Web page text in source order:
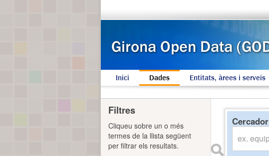
Inici Dades Entitats, àrees i serveis
Cercador
Filtres
Cliqueu sobre un o més
termes de la llista següent
per filtrar els resultats.